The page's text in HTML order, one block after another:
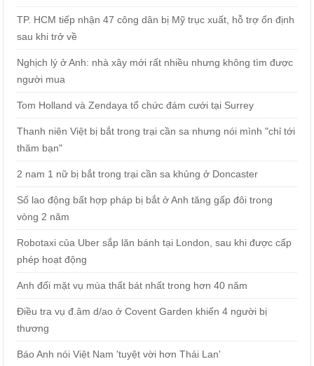
TP. HCM tiếp nhận 47 công dân bị Mỹ trục xuất, hỗ trợ ổn định
sau khi trở về
Nghịch lý ở Anh: nhà xây mới rất nhiều nhưng không tìm được
người mua
Tom Holland và Zendaya tổ chức đám cưới tại Surrey
Thanh niên Việt bị bắt trong trại cần sa nhưng nói mình "chỉ tới
thăm bạn"
2 nam 1 nữ bị bắt trong trại cần sa khủng ở Doncaster
Số lao động bất hợp pháp bị bắt ở Anh tăng gấp đôi trong
vòng 2 năm
Robotaxi của Uber sắp lăn bánh tại London, sau khi được cấp
phép hoạt động
Anh đối mặt vụ mùa thất bát nhất trong hơn 40 năm
Điều tra vụ đ.âm d/ao ở Covent Garden khiến 4 người bị
thương
Báo Anh nói Việt Nam 'tuyệt vời hơn Thái Lan'